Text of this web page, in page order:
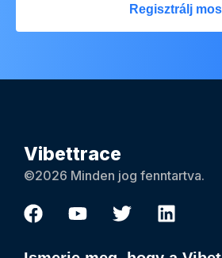
Regisztrálj
Vibettrace
©2026 Minden jog fenntartva.